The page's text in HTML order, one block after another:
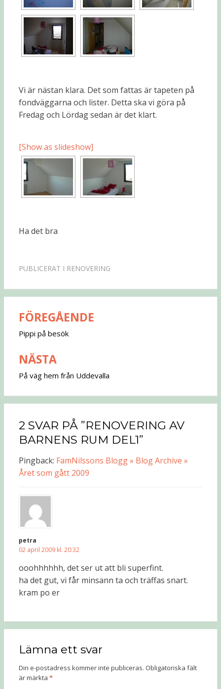
Vi är nästan klara. Det som fattas är tapeten på
fondväggarna och lister. Detta ska vi göra på
Fredag och Lördag sedan är det klart.
[Show as slideshow]
Ha det bra
PUBLICERAT I RENOVERING
Inläggsnavigering
FÖREGÅENDE
Pippi på besök
NÄSTA
På väg hem från Uddevalla
2 SVAR PÅ ”RENOVERING AV
BARNENS RUM DEL1”
Pingback: FamNilssons Blogg » Blog Archive »
Året som gått 2009
petra
02 april 2009 kl. 20:32
ooohhhhhh, det ser ut att bli superfint.
ha det gut, vi får minsann ta och träffas snart.
kram po er
Lämna ett svar
Din e-postadress kommer inte publiceras. Obligatoriska fält
är märkta *